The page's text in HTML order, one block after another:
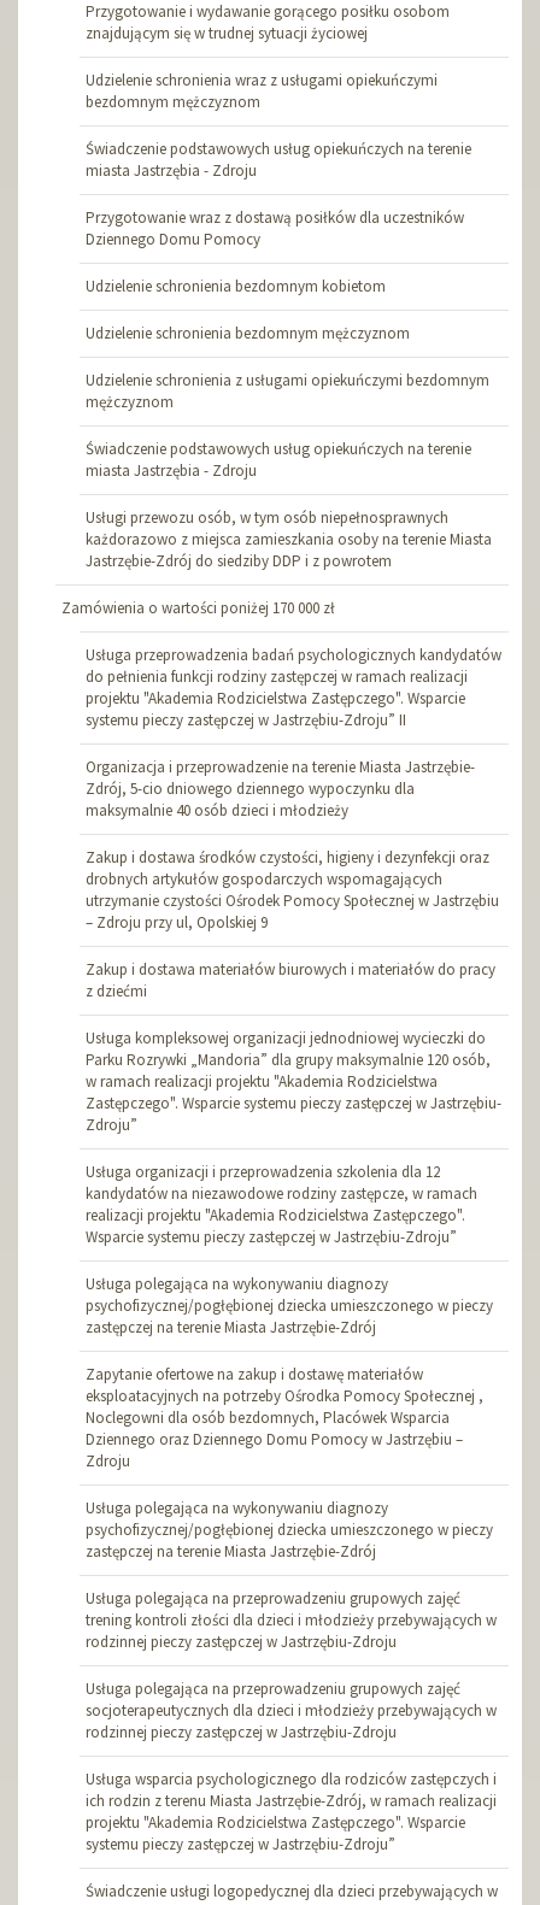
Przygotowanie i wydawanie gorącego posiłku osobom
znajdującym się w trudnej sytuacji życiowej
Udzielenie schronienia wraz z usługami opiekuńczymi
bezdomnym mężczyznom
Świadczenie podstawowych usług opiekuńczych na terenie
miasta Jastrzębia - Zdroju
Przygotowanie wraz z dostawą posiłków dla uczestników
Dziennego Domu Pomocy
Udzielenie schronienia bezdomnym kobietom
Udzielenie schronienia bezdomnym mężczyznom
Udzielenie schronienia z usługami opiekuńczymi bezdomnym
mężczyznom
Świadczenie podstawowych usług opiekuńczych na terenie
miasta Jastrzębia - Zdroju
Usługi przewozu osób, w tym osób niepełnosprawnych
każdorazowo z miejsca zamieszkania osoby na terenie Miasta
Jastrzębie-Zdrój do siedziby DDP i z powrotem
Zamówienia o wartości poniżej 170 000 zł
Usługa przeprowadzenia badań psychologicznych kandydatów
do pełnienia funkcji rodziny zastępczej w ramach realizacji
projektu "Akademia Rodzicielstwa Zastępczego". Wsparcie
systemu pieczy zastępczej w Jastrzębiu-Zdroju” II
Organizacja i przeprowadzenie na terenie Miasta Jastrzębie-
Zdrój, 5-cio dniowego dziennego wypoczynku dla
maksymalnie 40 osób dzieci i młodzieży
Zakup i dostawa środków czystości, higieny i dezynfekcji oraz
drobnych artykułów gospodarczych wspomagających
utrzymanie czystości Ośrodek Pomocy Społecznej w Jastrzębiu
– Zdroju przy ul, Opolskiej 9
Zakup i dostawa materiałów biurowych i materiałów do pracy
z dziećmi
Usługa kompleksowej organizacji jednodniowej wycieczki do
Parku Rozrywki „Mandoria” dla grupy maksymalnie 120 osób,
w ramach realizacji projektu "Akademia Rodzicielstwa
Zastępczego". Wsparcie systemu pieczy zastępczej w Jastrzębiu-
Zdroju”
Usługa organizacji i przeprowadzenia szkolenia dla 12
kandydatów na niezawodowe rodziny zastępcze, w ramach
realizacji projektu "Akademia Rodzicielstwa Zastępczego".
Wsparcie systemu pieczy zastępczej w Jastrzębiu-Zdroju”
Usługa polegająca na wykonywaniu diagnozy
psychofizycznej/pogłębionej dziecka umieszczonego w pieczy
zastępczej na terenie Miasta Jastrzębie-Zdrój
Zapytanie ofertowe na zakup i dostawę materiałów
eksploatacyjnych na potrzeby Ośrodka Pomocy Społecznej ,
Noclegowni dla osób bezdomnych, Placówek Wsparcia
Dziennego oraz Dziennego Domu Pomocy w Jastrzębiu –
Zdroju
Usługa polegająca na wykonywaniu diagnozy
psychofizycznej/pogłębionej dziecka umieszczonego w pieczy
zastępczej na terenie Miasta Jastrzębie-Zdrój
Usługa polegająca na przeprowadzeniu grupowych zajęć
trening kontroli złości dla dzieci i młodzieży przebywających w
rodzinnej pieczy zastępczej w Jastrzębiu-Zdroju
Usługa polegająca na przeprowadzeniu grupowych zajęć
socjoterapeutycznych dla dzieci i młodzieży przebywających w
rodzinnej pieczy zastępczej w Jastrzębiu-Zdroju
Usługa wsparcia psychologicznego dla rodziców zastępczych i
ich rodzin z terenu Miasta Jastrzębie-Zdrój, w ramach realizacji
projektu "Akademia Rodzicielstwa Zastępczego". Wsparcie
systemu pieczy zastępczej w Jastrzębiu-Zdroju”
Świadczenie usługi logopedycznej dla dzieci przebywających w